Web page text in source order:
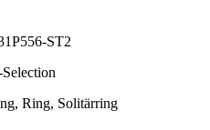
ST2
Ring, Solitärring